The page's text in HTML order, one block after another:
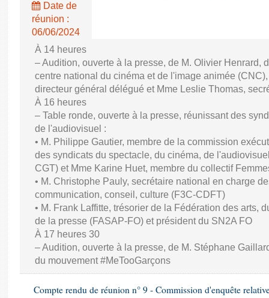
Date de
réunion :
06/06/2024
À 14 heures
– Audition, ouverte à la presse, de M. Olivier Henrard,
centre national du cinéma et de l'image animée
directeur général délégué et Mme Leslie Thomas,
À 16 heures
– Table ronde, ouverte à la presse, réunissant des
de l'audiovisuel :
• M. Philippe Gautier, membre de la commission
des syndicats du spectacle, du cinéma, de
CGT) et Mme Karine Huet, membre du collectif
• M. Christophe Pauly, secrétaire national en charge
communication, conseil, culture (F3C-CDFT)
• M. Frank Laffitte, trésorier de la Fédération des arts,
de la presse (FASAP-FO) et président du SN2A FO
À 17 heures 30
– Audition, ouverte à la presse, de M. Stéphane
du mouvement #MeTooGarçons
Compte rendu de réunion n° 9 - Commission d'enquête